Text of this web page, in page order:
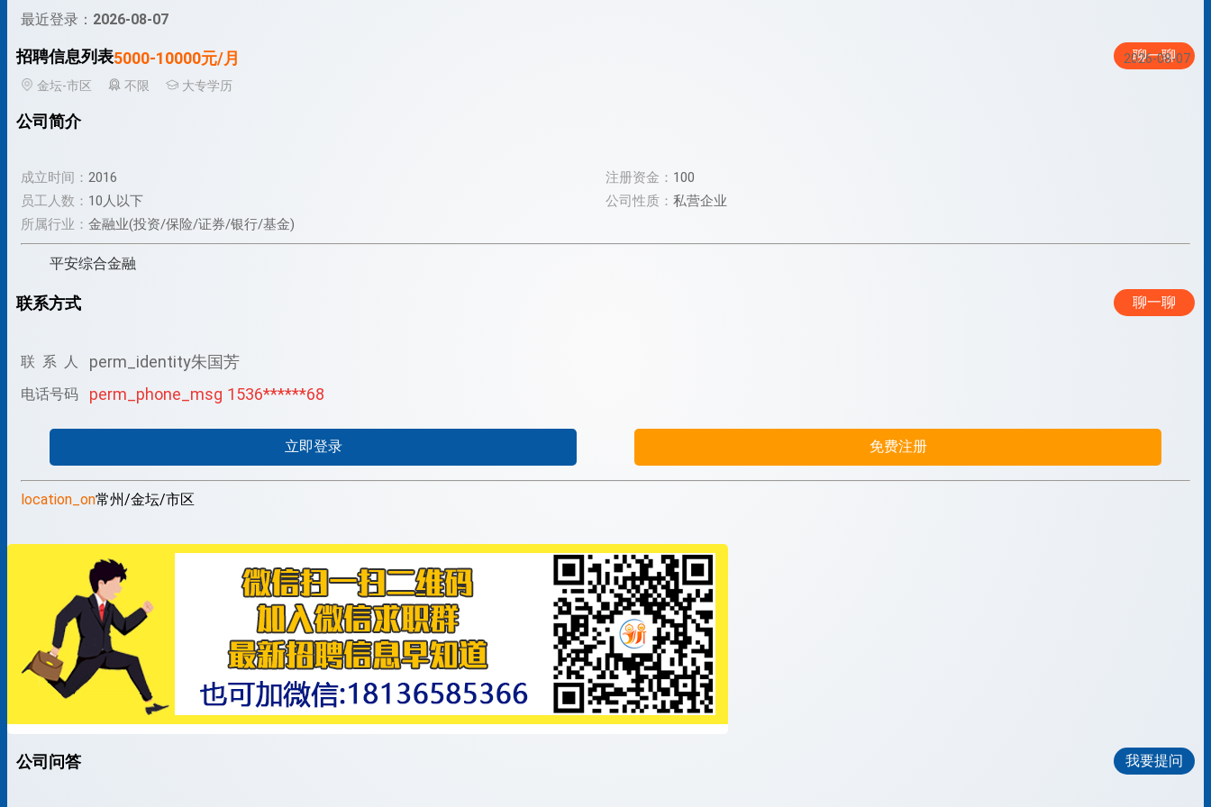
最近登录： 2026-08-07
招聘信息列表 聊一聊
5000-10000元/月
2026-08-07
金坛-市区
不限 大专学历
公司简介
成立时间： 2016 注册资金： 100
员工人数： 10人以下 公司性质： 私营企业
所属行业： 金融业(投资/保险/证券/银行/基金)
平安综合金融
联系方式 聊一聊
联 系 人 perm_identity朱国芳
电话号码 perm_phone_msg 1536******68
立即登录 免费注册
location_on常州/金坛/市区
公司问答 我要提问